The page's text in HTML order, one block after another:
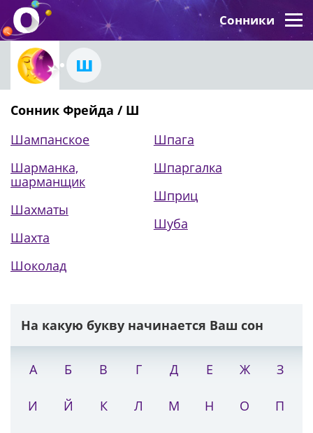
Сонники
Ш
Сонник Фрейда / Ш
Шампанское
Шарманка,
шарманщик
Шахматы
Шахта
Шоколад
Шпага
Шпаргалка
Шприц
Шуба
На какую букву начинается Ваш сон
А Б В Г Д Е Ж З
И Й К Л М Н О П